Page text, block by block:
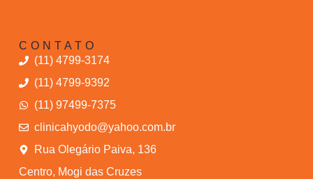
CONTATO
(11) 4799-3174
(11) 4799-9392
(11) 97499-7375
clinicahyodo@yahoo.com.br
Rua Olegário Paiva, 136
Centro, Mogi das Cruzes